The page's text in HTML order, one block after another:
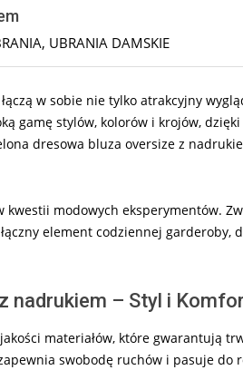
, UBRANIA DAMSKIE
w sobie nie tylko atrakcyjny
gamę stylów, kolorów i krojów,
dresowa bluza oversize z
modowych eksperymentów.
element codziennej garderoby,
nadrukiem – Styl i
materiałów, które gwarantują
swobodę ruchów i pasuje do